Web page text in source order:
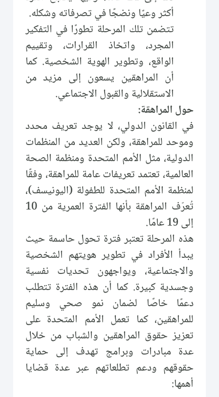
أكثر وعيًا ونضجًا في تصرفاته وشكله.
تتضمن تلك المرحلة تطورًا في التفكير
المجرد، واتخاذ القرارات، وتقييم
الواقع، وتطوير الهوية الشخصية. كما
أن المراهقين يسعون إلى مزيد من
الاستقلالية والقبول الاجتماعي.
حول المراهقة:
في القانون الدولي، لا يوجد تعريف محدد
وموحد للمراهقة، ولكن العديد من المنظمات
الدولية، مثل الأمم المتحدة ومنظمة الصحة
العالمية، تعتمد تعريفات عامة للمراهقة، وفقًا
لمنظمة الأمم المتحدة للطفولة (اليونيسف)،
تُعرّف المراهقة بأنها الفترة العمرية من 10
إلى 19 عامًا.
هذه المرحلة تعتبر فترة تحول حاسمة حيث
يبدأ الأفراد في تطوير هويتهم الشخصية
والاجتماعية، ويواجهون تحديات نفسية
وجسدية كبيرة. كما أن هذه الفترة تتطلب
دعمًا خاصًا لضمان نمو صحي وسليم
للمراهقين، كما تعمل الأمم المتحدة على
تعزيز حقوق المراهقين والشباب من خلال
عدة مبادرات وبرامج تهدف إلى حماية
حقوقهم ودعم تطلعاتهم عبر عدة قضايا
أهمها: